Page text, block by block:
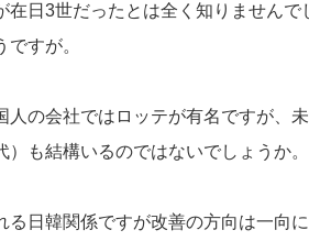
在日3世だったとは全く知りません
すが。
人の会社ではロッテが有名ですが、
）も結構いるのではないでしょうか。
る日韓関係ですが改善の方向は一向